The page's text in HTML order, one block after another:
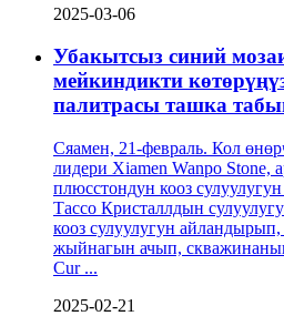
2025-03-06
Убакытсыз синий
мейкиндикти
палитрасы ташка
Сяамен, 21-февраль. Кол
лидери Xiamen Wanpo Stone,
плюсстондун кооз
Тассо Кристаллдын
кооз сулуулугун
жыйнагын ачып,
Cur ...
2025-02-21